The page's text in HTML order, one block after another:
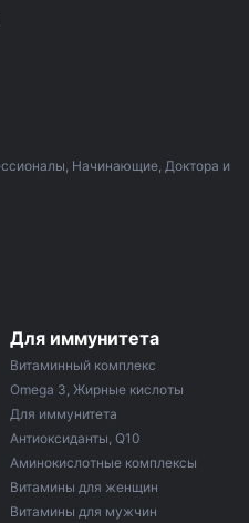
Начинающие, Доктора и
Для иммунитета
Витаминный комплекс
Omega 3, Жирные кислоты
Для иммунитета
Антиоксиданты, Q10
Аминокислотные комплексы
Витамины для женщин
Витамины для мужчин